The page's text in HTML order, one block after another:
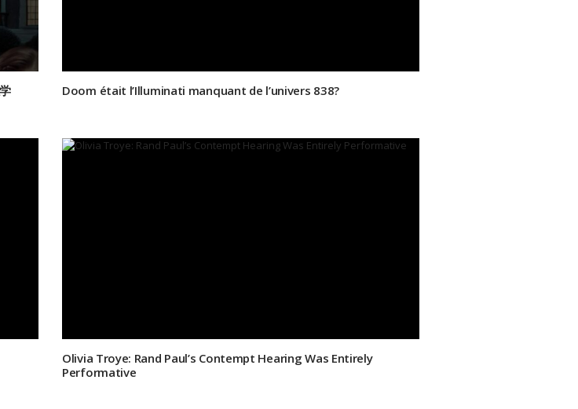
Doom était l’Illuminati manquant de l’univers 838?
Olivia Troye: Rand Paul’s Contempt Hearing Was Entirely
Performative